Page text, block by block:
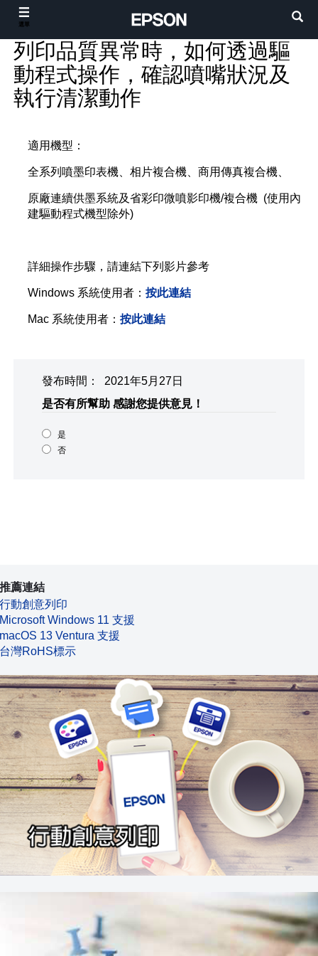
列印品質異常時，如何透過驅
動程式操作，確認噴嘴狀況及
執行清潔動作
適用機型：
全系列噴墨印表機、相片複合機、商用傳真複合機、
原廠連續供墨系統及省彩印微噴影印機/複合機 (使用內
建驅動程式機型除外)
詳細操作步驟，請連結下列影片參考
Windows 系統使用者： 按此連結
Mac 系統使用者： 按此連結
發布時間： 2021年5月27日
是否有所幫助 感謝您提供意見！
是
否
推薦連結
行動創意列印
Microsoft Windows 11 支援
macOS 13 Ventura 支援
台灣RoHS標示